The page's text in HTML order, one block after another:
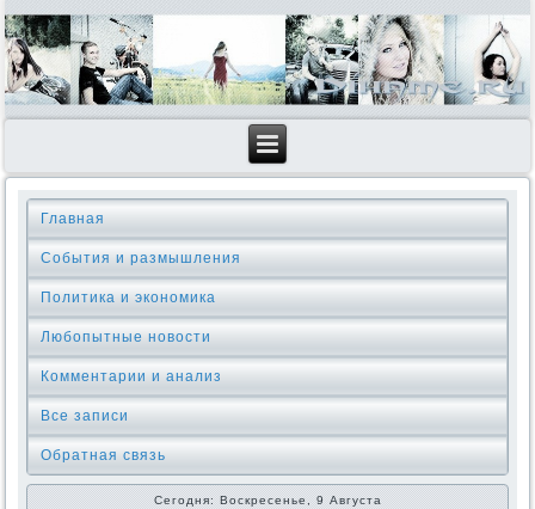
Главная
События и размышления
Политика и экономика
Любопытные новости
Комментарии и анализ
Все записи
Обратная связь
Сегодня: Воскресенье, 9 Августа